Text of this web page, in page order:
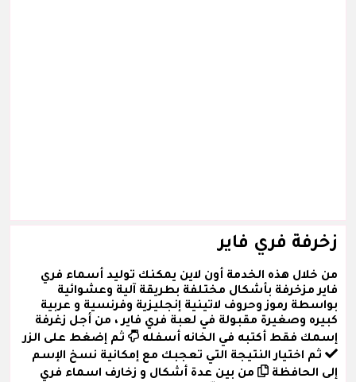
زخرفة فري فاير
من خلال هذه الخدمة أون لاين يمكنك توليد أسماء فري
فاير مزخرفة بأشكال مختلفة بطريقة آلية وعشوائية
بواسطة رموز وحروف لاتينية إنجليزية وفرنسية و عربية
كبيره وصغيرة مقبولة في لعبة فري فاير ، من أجل زغرفة
إسمك فقط أكتبه في الخانه أسفله
ثم إضغط على الزر
ثم اختيار النتيجة التي تعجبك مع إمكانية نسخ الإسم
إلى الحافظة
من بين عدة أشكال و زخارف اسماء فري